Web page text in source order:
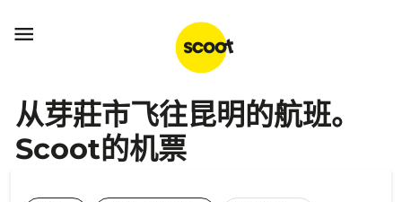

从芽莊市飞往昆明的航班。
Scoot的机票